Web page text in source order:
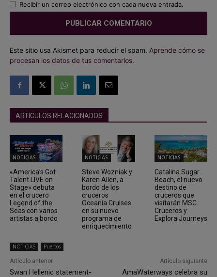
Recibir un correo electrónico con cada nueva entrada.
Este sitio usa Akismet para reducir el spam. Aprende cómo se
procesan los datos de tus comentarios.
ARTICULOS RELACIONADOS
NOTICIAS
«America’s Got
Talent LIVE on
Stage» debuta
en el crucero
Legend of the
Seas con varios
artistas a bordo
NOTICIAS
Steve Wozniak y
Karen Allen, a
bordo de los
cruceros
Oceania Cruises
en su nuevo
programa de
enriquecimiento
NOTICIAS
Catalina Sugar
Beach, el nuevo
destino de
cruceros que
visitarán MSC
Cruceros y
Explora Journeys
NOTICIAS Puertos
Artículo anterior
Swan Hellenic statement-
Artículo siguiente
AmaWaterways celebra su